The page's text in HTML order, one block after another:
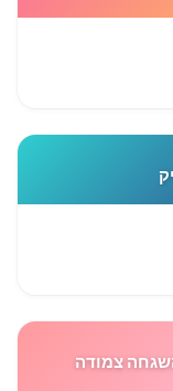
צמודה